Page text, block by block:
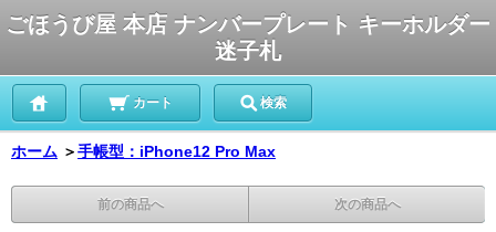
ごほうび屋 本店 ナンバープレート キーホルダー
迷子札
カート 検索
ホーム ＞手帳型：iPhone12 Pro Max
前の商品へ 次の商品へ